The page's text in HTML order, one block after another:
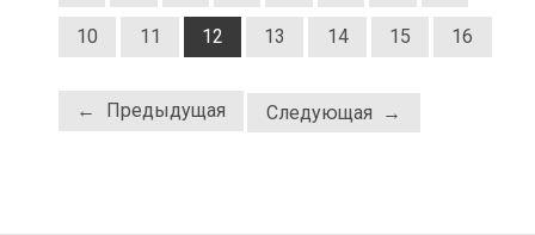
10 11 12 13 14 15 16
← Предыдущая Следующая →